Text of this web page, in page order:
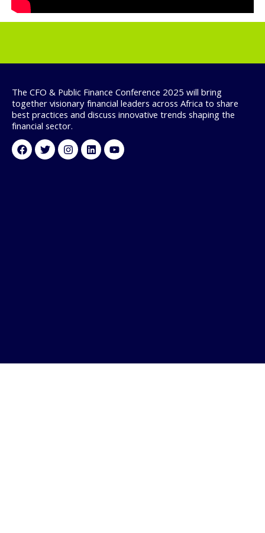
The CFO & Public Finance Conference 2025 will bring
together visionary financial leaders across Africa to share
best practices and discuss innovative trends shaping the
financial sector.
Facebook
TwitterInstagram
LinkedinYoutube